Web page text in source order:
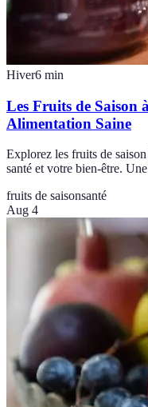
Hiver6 min
Les Fruits de Saison
Alimentation Saine
Explorez les fruits de
santé et votre bien-être.
fruits de saisonsanté
Aug 4